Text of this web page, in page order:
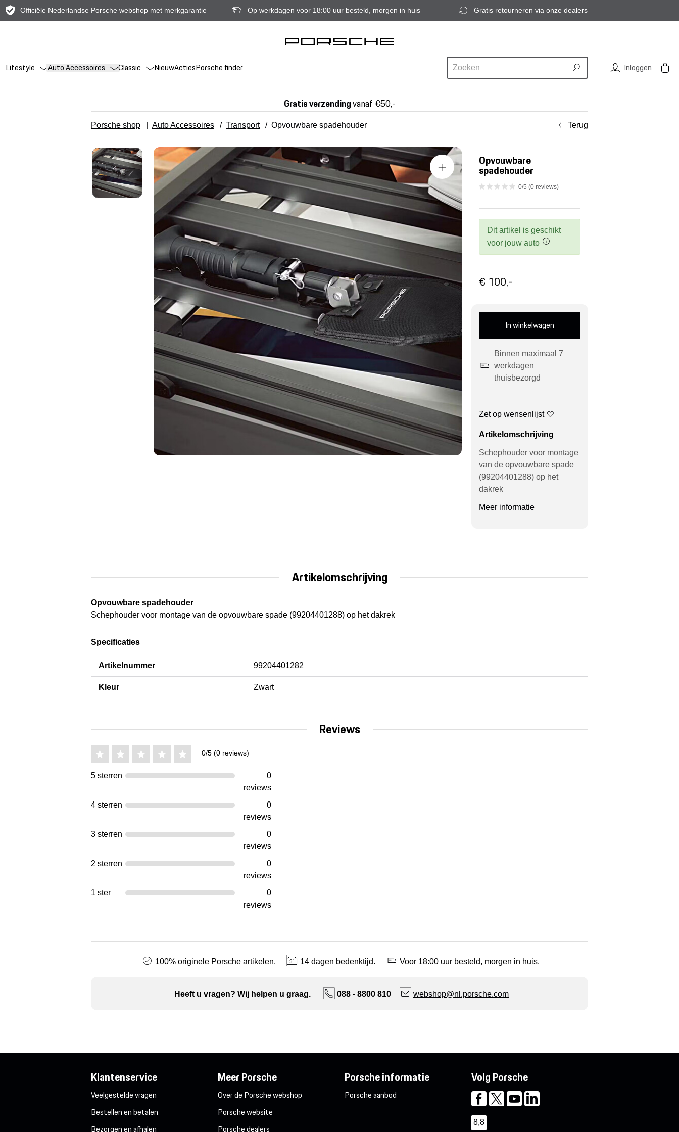
Officiële Nederlandse Porsche webshop met merkgarantie Op werkdagen voor 18:00 uur besteld, morgen in huis Gratis retourneren via onze dealers
Lifestyle Auto Accessoires Classic NieuwActiesPorsche finder Inloggen
Gratis verzendingvanaf €50,-
Porsche shop Auto Accessoires / Transport / Opvouwbare spadehouder Terug
Opvouwbare
spadehouder
0/5 (0 reviews)
Dit artikel is geschikt
voor jouw auto
€ 100,-
In winkelwagen
Binnen maximaal 7
werkdagen
thuisbezorgd
Zet op wensenlijst
Artikelomschrijving
Schephouder voor montage
van de opvouwbare spade
(99204401288) op het
dakrek
Meer informatie
Artikelomschrijving
Opvouwbare spadehouder
Schephouder voor montage van de opvouwbare spade (99204401288) op het dakrek
Specificaties
Artikelnummer 99204401282
Kleur Zwart
Reviews
0/5 (0 reviews)
5 sterren
0
reviews
4 sterren
0
reviews
3 sterren
0
reviews
2 sterren
0
reviews
1 ster
0
reviews
100% originele Porsche artikelen. 14 dagen bedenktijd. Voor 18:00 uur besteld, morgen in huis.
Heeft u vragen? Wij helpen u graag. 088 - 8800 810 webshop@nl.porsche.com
Klantenservice
Veelgestelde vragen
Bestellen en betalen
Bezorgen en afhalen
Meer Porsche
Over de Porsche webshop
Porsche website
Porsche dealers
Porsche informatie
Porsche aanbod
Volg Porsche
8,8